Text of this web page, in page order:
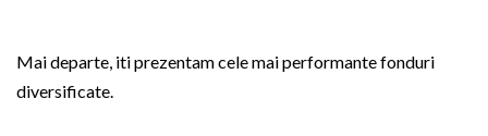
Mai departe, iti prezentam cele mai performante fonduri
diversificate.